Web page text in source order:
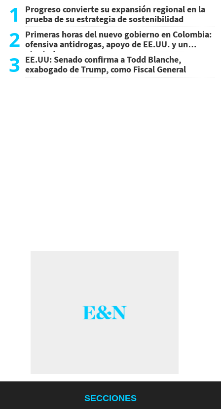
1
Progreso convierte su expansión regional en la
prueba de su estrategia de sostenibilidad
2 Primeras horas del nuevo gobierno en Colombia:
ofensiva antidrogas, apoyo de EE.UU. y un
atentado
3 EE.UU: Senado confirma a Todd Blanche,
exabogado de Trump, como Fiscal General
SECCIONES